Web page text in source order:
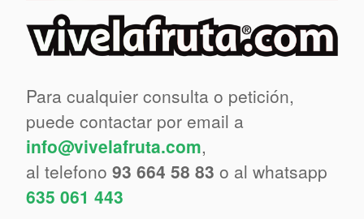
Para cualquier consulta o petición,
puede contactar por email a
info@vivelafruta.com,
al telefono 93 664 58 83 o al whatsapp
635 061 443